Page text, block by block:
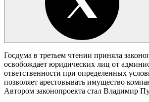
Госдума в третьем чтении приняла
освобождает юридических лиц от
ответственности при определенных
позволяет арестовывать имущество
Автором законопроекта стал Владимир